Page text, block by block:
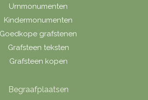
Urnmonumenten
Kindermonumenten
Goedkope grafstenen
Grafsteen teksten
Grafsteen kopen
Begraafplaatsen